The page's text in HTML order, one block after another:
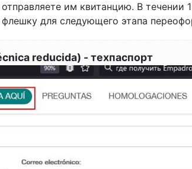
им квитанцию. В течении
для следующего этапа
reducida) - техпаспорт